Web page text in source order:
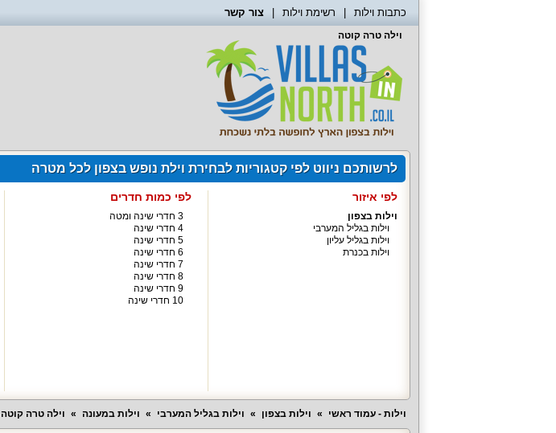
כתבות וילות רשימת וילות צור קשר
וילה טרה קוטה
לרשותכם ניווט לפי קטגוריות לבחירת וילת נופש בצפון לכל מטרה
לפי איזור
וילות בצפון
וילות בגליל המערבי
וילות בגליל עליון
וילות בכנרת
לפי כמות חדרים
3 חדרי שינה ומטה
4 חדרי שינה
5 חדרי שינה
6 חדרי שינה
7 חדרי שינה
8 חדרי שינה
9 חדרי שינה
10 חדרי שינה
וילות - עמוד ראשי וילות בצפון וילות בגליל המערבי וילות במעונה וילה טרה קוטה